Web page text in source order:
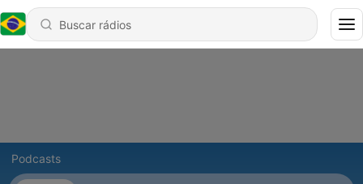
Podcasts